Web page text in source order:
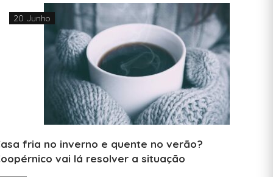
20 Junho
fria no inverno e quente no verão?
vai lá resolver a situação